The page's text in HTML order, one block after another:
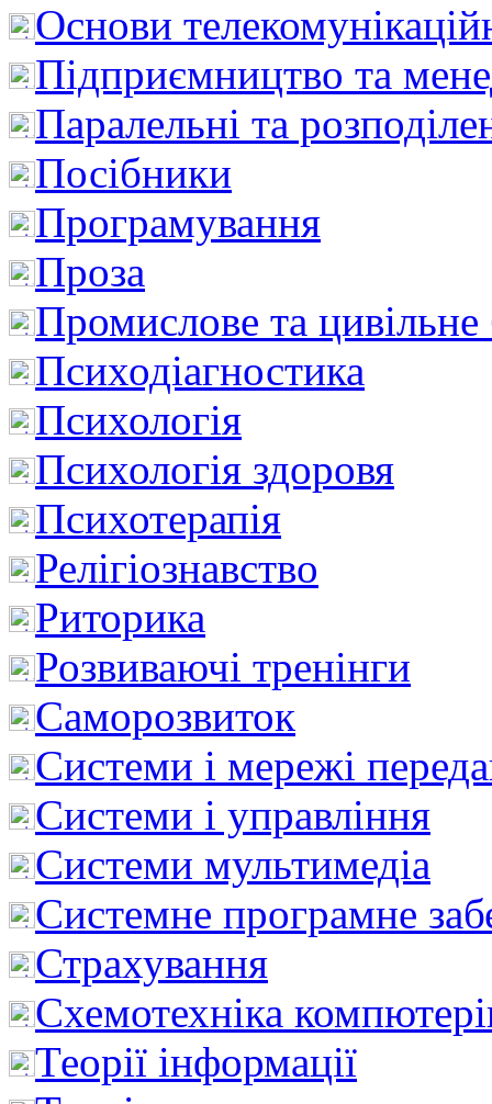
Основи
Підприємництво та
Паралельні та
Посібники
Програмування
Проза
Промислове та цивільне
Психодіагностика
Психологія
Психологія здоровя
Психотерапія
Релігіознавство
Риторика
Розвиваючі тренінги
Саморозвиток
Системи і мережі
Системи і управління
Системи мультимедіа
Системне програмне
Страхування
Схемотехніка
Теорії інформації